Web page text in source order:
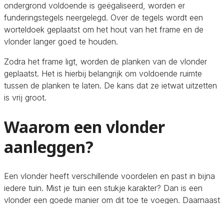
ondergrond voldoende is geëgaliseerd, worden er
funderingstegels neergelegd. Over de tegels wordt een
worteldoek geplaatst om het hout van het frame en de
vlonder langer goed te houden.
Zodra het frame ligt, worden de planken van de vlonder
geplaatst. Het is hierbij belangrijk om voldoende ruimte
tussen de planken te laten. De kans dat ze ietwat uitzetten
is vrij groot.
Waarom een vlonder
aanleggen?
Een vlonder heeft verschillende voordelen en past in bijna
iedere tuin. Mist je tuin een stukje karakter? Dan is een
vlonder een goede manier om dit toe te voegen. Daarnaast